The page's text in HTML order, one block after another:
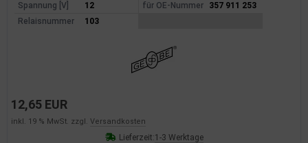
Spannung [V] 12 für OE-Nummer
357 911 253
Relaisnummer
103
12,65 EUR
inkl. 19 % MwSt. zzgl. Versandkosten
Lieferzeit:1-3 Werktage